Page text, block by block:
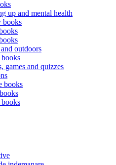
up and mental health
books
outdoors
games and quizzes
books